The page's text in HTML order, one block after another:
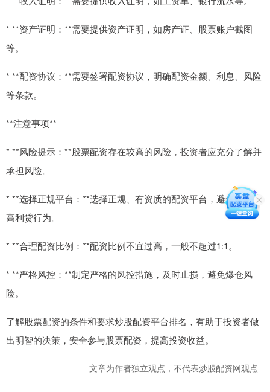
* **资产证明：**需要提供资产证明，如房产证、股票账户截图
等。
* **配资协议：**需要签署配资协议，明确配资金额、利息、风险
等条款。
**注意事项**
* **风险提示：**股票配资存在较高的风险，投资者应充分了解并
承担风险。
* **选择正规平台：**选择正规、有资质的配资平台，避免非法或
高利贷行为。
* **合理配资比例：**配资比例不宜过高，一般不超过1:1。
* **严格风控：**制定严格的风控措施，及时止损，避免爆仓风
险。
了解股票配资的条件和要求炒股配资平台排名，有助于投资者做
出明智的决策，安全参与股票配资，提高投资收益。
文章为作者独立观点，不代表炒股配资网观点